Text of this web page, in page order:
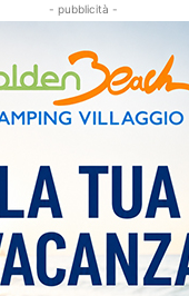
- pubblicità -